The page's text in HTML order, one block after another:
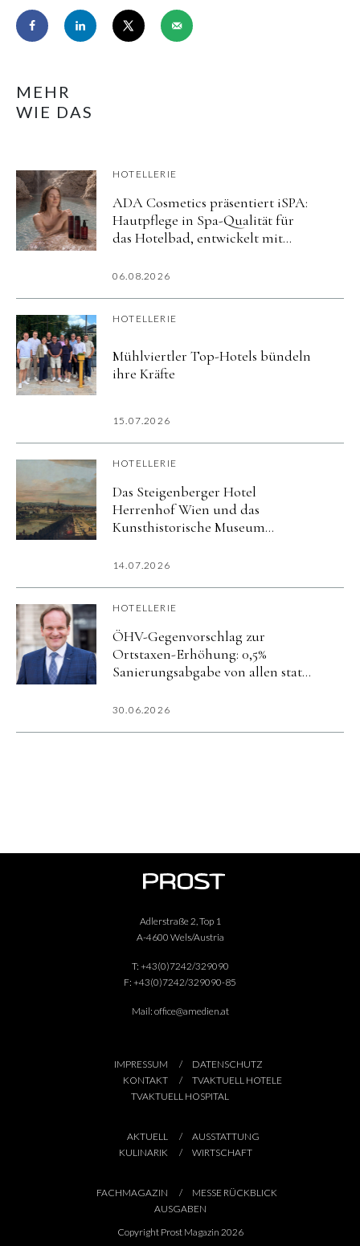
MEHR
WIE DAS
HOTELLERIE
ADA Cosmetics präsentiert iSPA:
Hautpflege in Spa-Qualität für
das Hotelbad, entwickelt mit
06.08.2026
HOTELLERIE
Mühlviertler Top-Hotels bündeln
ihre Kräfte
15.07.2026
HOTELLERIE
Das Steigenberger Hotel
Herrenhof Wien und das
Kunsthistorische Museum
Package zur Ausstellung
14.07.2026
HOTELLERIE
ÖHV-Gegenvorschlag zur
Ortstaxen-Erhöhung: 0,5%
Sanierungsabgabe von allen statt
30.06.2026
Adlerstraße 2, Top 1
A-4600 Wels/Austria
T: +43(0)7242/329090
F: +43(0)7242/329090-85
Mail: office@amedien.at
IMPRESSUM
DATENSCHUTZ
KONTAKT
TVAKTUELL HOTELE
TVAKTUELL HOSPITAL
AKTUELL
AUSSTATTUNG
KULINARIK
WIRTSCHAFT
FACHMAGAZIN
MESSE RÜCKBLICK
AUSGABEN
Copyright Prost Magazin 2026